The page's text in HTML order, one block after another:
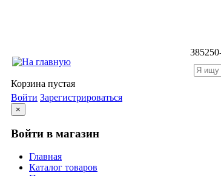
3852
Корзина пустая
Войти Зарегистрироваться
×
Войти в магазин
Главная
Каталог товаров